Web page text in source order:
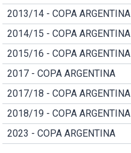
2013/14 - COPA ARGENTINA
2014/15 - COPA ARGENTINA
2015/16 - COPA ARGENTINA
2017 - COPA ARGENTINA
2017/18 - COPA ARGENTINA
2018/19 - COPA ARGENTINA
2023 - COPA ARGENTINA